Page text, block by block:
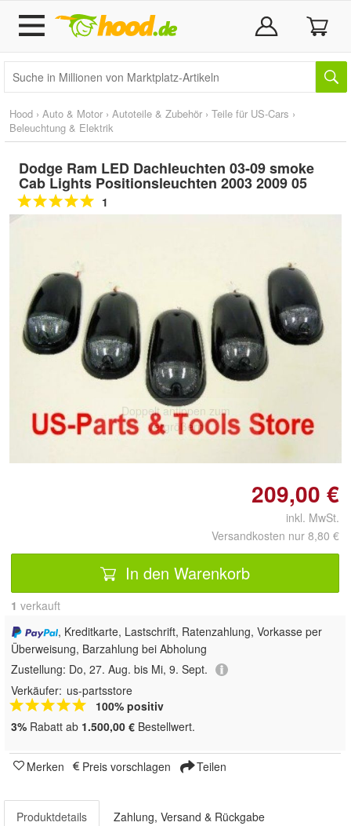
Hood › Auto & Motor › Autoteile & Zubehör › Teile für US-Cars ›
Beleuchtung & Elektrik
Dodge Ram LED Dachleuchten 03-09 smoke
Cab Lights Positionsleuchten 2003 2009 05
1
Doppelt antippen zum
vergrößern
209,00 €
inkl. MwSt.
Versandkosten nur 8,80 €
In den Warenkorb
1 verkauft
, Kreditkarte, Lastschrift, Ratenzahlung, Vorkasse per
Überweisung, Barzahlung bei Abholung
Zustellung: Do, 27. Aug. bis Mi, 9. Sept.
Verkäufer: us-partsstore
100% positiv
3% Rabatt ab 1.500,00 € Bestellwert.
Merken Preis vorschlagen Teilen
Produktdetails Zahlung, Versand & Rückgabe